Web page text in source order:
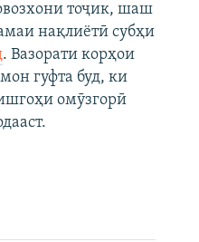
тоҷик, шаш
нақлиётӣ субҳи
. Вазорати корҳои
гуфта буд, ки
омӯзгорӣ